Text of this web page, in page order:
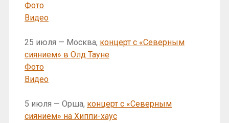
Фото
Видео
25 июля — Москва, концерт с «Северным
сиянием» в Олд Тауне
Фото
Видео
5 июля — Орша, концерт с «Северным
сиянием» на Хиппи-хаус